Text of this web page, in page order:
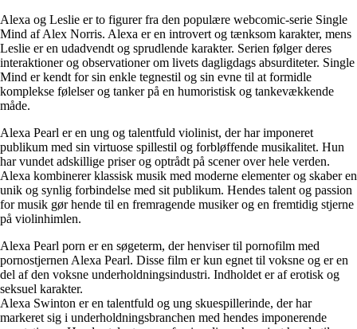
Alexa og Leslie er to figurer fra den populære webcomic-serie Single
Mind af Alex Norris. Alexa er en introvert og tænksom karakter, mens
Leslie er en udadvendt og sprudlende karakter. Serien følger deres
interaktioner og observationer om livets dagligdags absurditeter. Single
Mind er kendt for sin enkle tegnestil og sin evne til at formidle
komplekse følelser og tanker på en humoristisk og tankevækkende
måde.
Alexa Pearl er en ung og talentfuld violinist, der har imponeret
publikum med sin virtuose spillestil og forbløffende musikalitet. Hun
har vundet adskillige priser og optrådt på scener over hele verden.
Alexa kombinerer klassisk musik med moderne elementer og skaber en
unik og synlig forbindelse med sit publikum. Hendes talent og passion
for musik gør hende til en fremragende musiker og en fremtidig stjerne
på violinhimlen.
Alexa Pearl porn er en søgeterm, der henviser til pornofilm med
pornostjernen Alexa Pearl. Disse film er kun egnet til voksne og er en
del af den voksne underholdningsindustri. Indholdet er af erotisk og
seksuel karakter.
Alexa Swinton er en talentfuld og ung skuespillerinde, der har
markeret sig i underholdningsbranchen med hendes imponerende